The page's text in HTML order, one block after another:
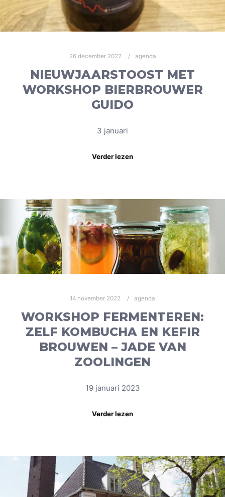
26 december 2022 agenda
NIEUWJAARSTOOST MET
WORKSHOP BIERBROUWER
GUIDO
3 januari
Verder lezen
14 november 2022 agenda
WORKSHOP FERMENTEREN:
ZELF KOMBUCHA EN KEFIR
BROUWEN – JADE VAN
ZOOLINGEN
19 januari 2023
Verder lezen